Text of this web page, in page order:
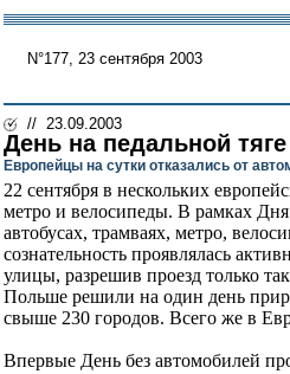
N°177, 23 сентября 2003
// 23.09.2003
День на педальной тяге
Европейцы на сутки отказались от
22 сентября в нескольких
метро и велосипеды. В рамках Дня
автобусах, трамваях, метро,
сознательность проявлялась
улицы, разрешив проезд только
Польше решили на один день
свыше 230 городов. Всего же в
Впервые День без автомобилей